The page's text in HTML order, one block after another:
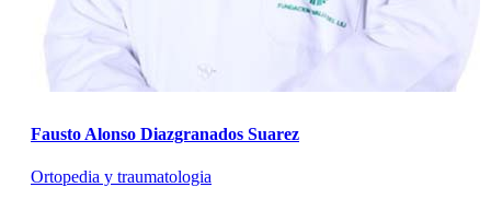
Fausto Alonso Diazgranados Suarez
Ortopedia y traumatologia